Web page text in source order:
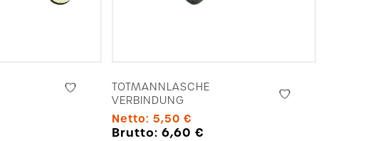
TOTMANNLASCHE
VERBINDUNG
Netto: 5,50 €
Brutto: 6,60 €